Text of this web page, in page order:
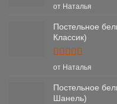
Оценка5
от Наталья
Постельное
Классик)
Оценка5
от Наталья
Постельное
Шанель)